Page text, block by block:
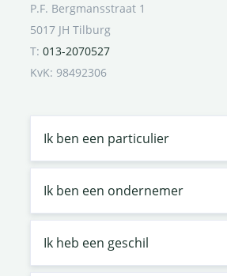
P.F. Bergmansstraat 1
5017 JH Tilburg
T: 013-2070527
KvK: 98492306
Ik ben een particulier
Ik ben een ondernemer
Ik heb een geschil